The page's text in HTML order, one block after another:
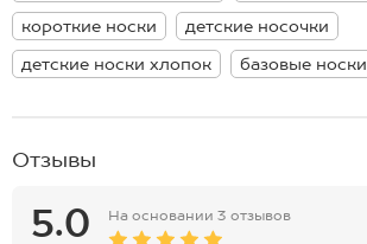
короткие носки
детские носочки
детские носки хлопок
базовые носки
Отзывы
5.0 На основании 3 отзывов